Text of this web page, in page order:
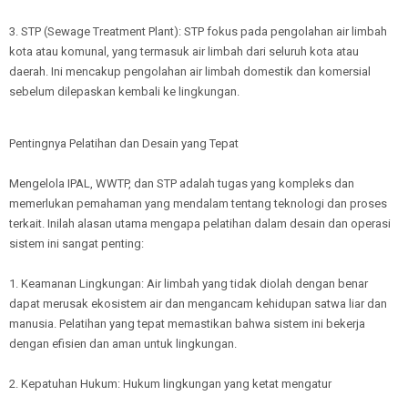
3. STP (Sewage Treatment Plant): STP fokus pada pengolahan air limbah
kota atau komunal, yang termasuk air limbah dari seluruh kota atau
daerah. Ini mencakup pengolahan air limbah domestik dan komersial
sebelum dilepaskan kembali ke lingkungan.
Pentingnya Pelatihan dan Desain yang Tepat
Mengelola IPAL, WWTP, dan STP adalah tugas yang kompleks dan
memerlukan pemahaman yang mendalam tentang teknologi dan proses
terkait. Inilah alasan utama mengapa pelatihan dalam desain dan operasi
sistem ini sangat penting:
1. Keamanan Lingkungan: Air limbah yang tidak diolah dengan benar
dapat merusak ekosistem air dan mengancam kehidupan satwa liar dan
manusia. Pelatihan yang tepat memastikan bahwa sistem ini bekerja
dengan efisien dan aman untuk lingkungan.
2. Kepatuhan Hukum: Hukum lingkungan yang ketat mengatur